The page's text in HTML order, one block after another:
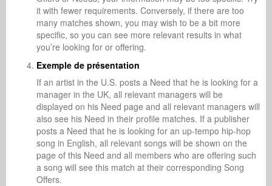
it with fewer requirements. Conversely, if there are too
many matches shown, you may wish to be a bit more
specific, so you can see more relevant results in what
you’re looking for or offering.
Exemple de présentation
If an artist in the U.S. posts a Need that he is looking for a
manager in the UK, all relevant managers will be
displayed on his Need page and all relevant managers will
also see his Need in their profile matches. If a publisher
posts a Need that he is looking for an up-tempo hip-hop
song in English, all relevant songs will be shown on the
page of this Need and all members who are offering such
a song will see this match at their corresponding Song
Offers.